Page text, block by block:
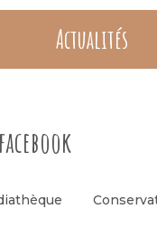
Actualités